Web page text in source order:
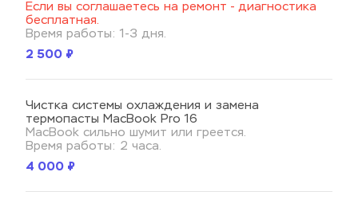
Если вы соглашаетесь на ремонт - диагностика
бесплатная.
Время работы: 1-3 дня.
2 500 ₽
Чистка системы охлаждения и замена
термопасты MacBook Pro 16
MacBook сильно шумит или греется.
Время работы: 2 часа.
4 000 ₽